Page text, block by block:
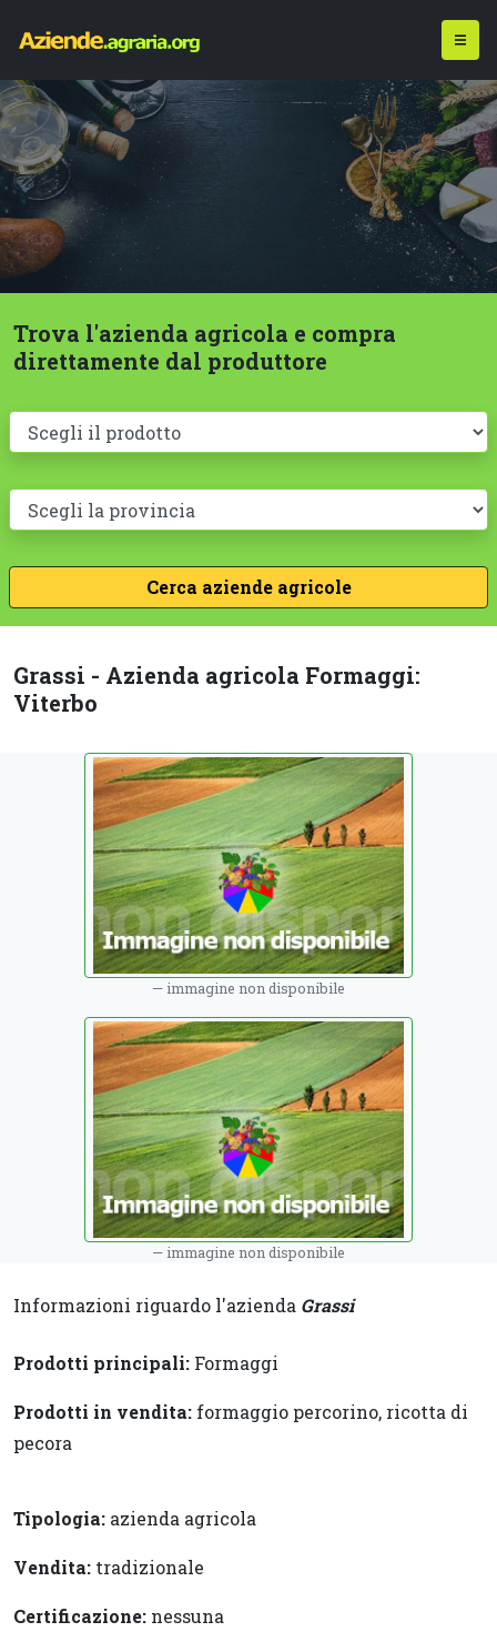
Trova l'azienda agricola e compra
direttamente dal produttore
Grassi - Azienda agricola Formaggi:
Viterbo
immagine non disponibile
immagine non disponibile
Informazioni riguardo l'azienda Grassi
Prodotti principali: Formaggi
Prodotti in vendita: formaggio percorino, ricotta di
pecora
Tipologia: azienda agricola
Vendita: tradizionale
Certificazione: nessuna